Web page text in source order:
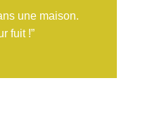
une maison.
fuit !”